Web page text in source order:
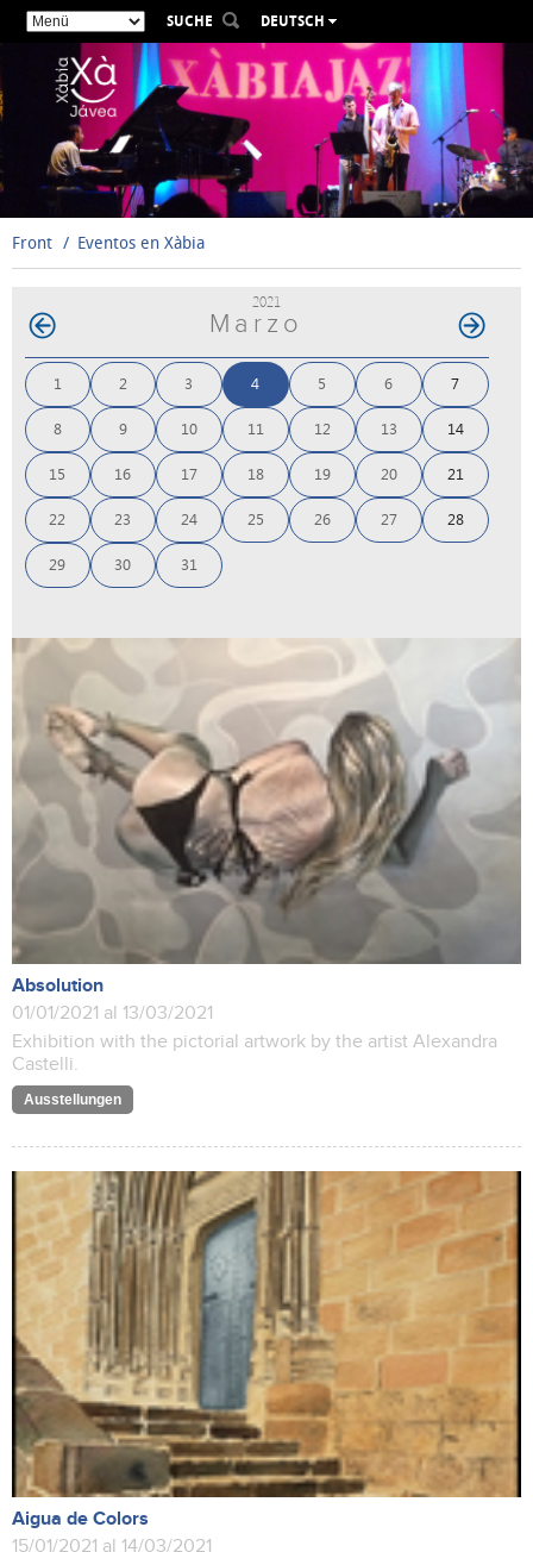
SUCHE
DEUTSCH
ESPAÑOL
VALENCIÀ
FRANÇAIS
РУССКИЙ
Front Eventos en Xàbia
2021
Marzo
1 2 3 4 5 6 7
8 9 10 11 12 13 14
15 16 17 18 19 20 21
22 23 24 25 26 27 28
29 30 31
Absolution
01/01/2021 al 13/03/2021
Exhibition with the pictorial artwork by the artist Alexandra
Castelli.
Ausstellungen
Aigua de Colors
15/01/2021 al 14/03/2021